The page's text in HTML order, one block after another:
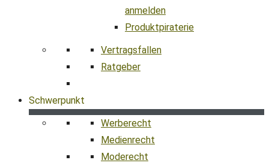
anmelden
Produktpiraterie
Vertragsfallen
Ratgeber
Schwerpunkt
Werberecht
Medienrecht
Moderecht